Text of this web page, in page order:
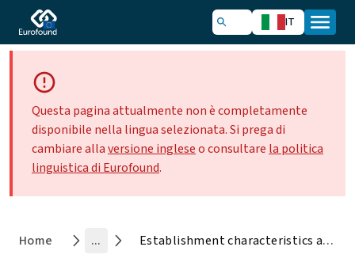
IT
Questa pagina attualmente non è completamente
disponibile nella lingua selezionata. Si prega di
cambiare allaversione ingleseo consultare la politica
linguistica di Eurofound.
Home ... Establishment characteristics and work practices: Transport sector